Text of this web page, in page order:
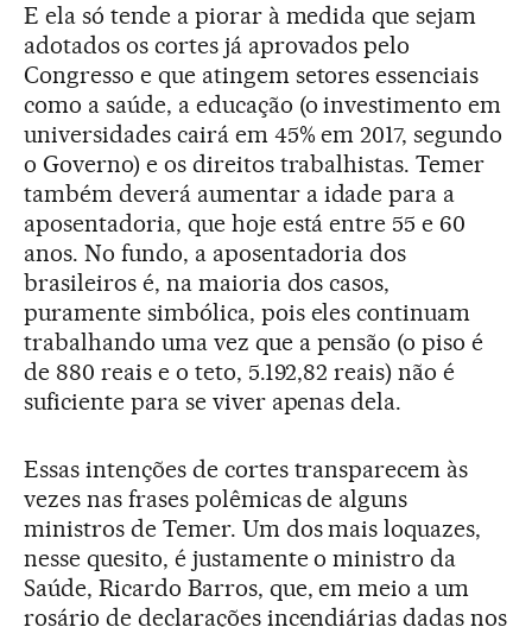
E ela só tende a piorar à medida que sejam
adotados os cortes já aprovados pelo
Congresso e que atingem setores essenciais
como a saúde, a educação (o investimento em
universidades cairá em 45% em 2017, segundo
o Governo) e os direitos trabalhistas. Temer
também deverá aumentar a idade para a
aposentadoria, que hoje está entre 55 e 60
anos. No fundo, a aposentadoria dos
brasileiros é, na maioria dos casos,
puramente simbólica, pois eles continuam
trabalhando uma vez que a pensão (o piso é
de 880 reais e o teto, 5.192,82 reais) não é
suficiente para se viver apenas dela.
Essas intenções de cortes transparecem às
vezes nas frases polêmicas de alguns
ministros de Temer. Um dos mais loquazes,
nesse quesito, é justamente o ministro da
Saúde, Ricardo Barros, que, em meio a um
rosário de declarações incendiárias dadas nos